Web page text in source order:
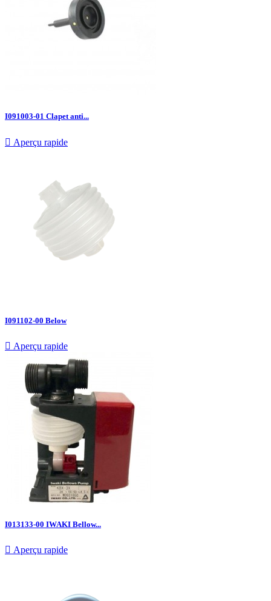
I091003-01 Clapet anti...
 Aperçu rapide
I091102-00 Below
 Aperçu rapide
I013133-00 IWAKI Bellow...
 Aperçu rapide